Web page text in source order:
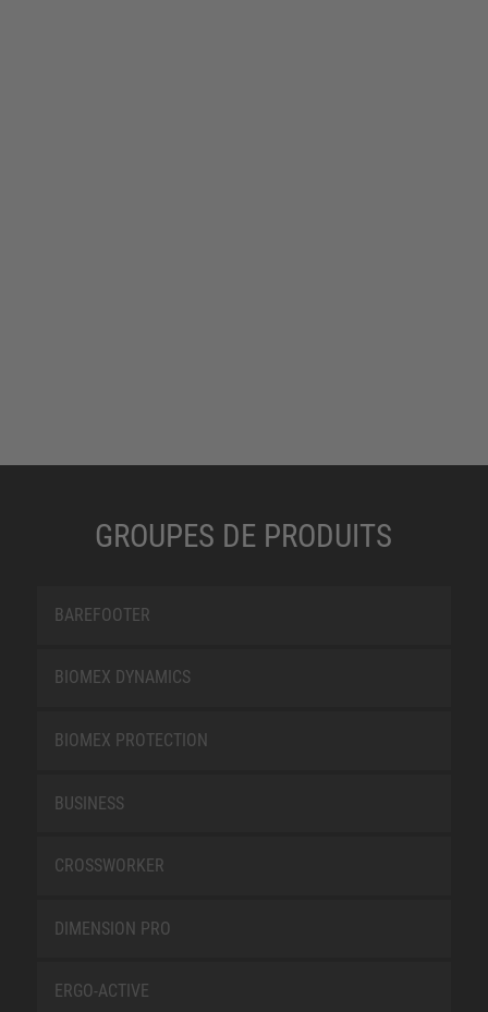
GROUPES DE PRODUITS
BAREFOOTER
BIOMEX DYNAMICS
BIOMEX PROTECTION
BUSINESS
CROSSWORKER
DIMENSION PRO
ERGO-ACTIVE